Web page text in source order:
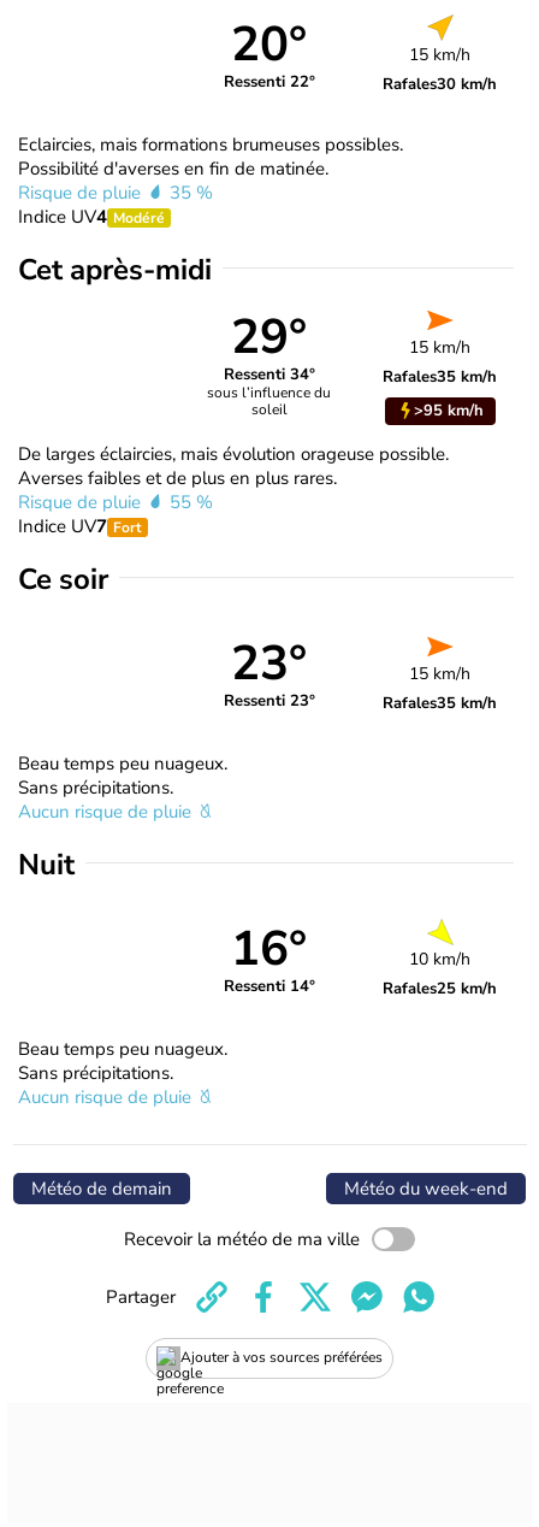
20°
Ressenti 22°
15 km/h
Rafales30 km/h
Eclaircies, mais formations brumeuses possibles.
Possibilité d'averses en fin de matinée.
Risque de pluie
35 %
Indice UV4 Modéré
Cet après-midi
29°
Ressenti 34°
sous l’influence du
soleil
15 km/h
Rafales35 km/h
>95 km/h
De larges éclaircies, mais évolution orageuse possible.
Averses faibles et de plus en plus rares.
Risque de pluie
55 %
Indice UV7 Fort
Ce soir
23°
Ressenti 23°
15 km/h
Rafales35 km/h
Beau temps peu nuageux.
Sans précipitations.
Aucun risque de pluie
Nuit
16°
Ressenti 14°
10 km/h
Rafales25 km/h
Beau temps peu nuageux.
Sans précipitations.
Aucun risque de pluie
Météo de demain Météo du week-end
Recevoir la météo de ma ville
Ajouter à vos sources préférées
Partager